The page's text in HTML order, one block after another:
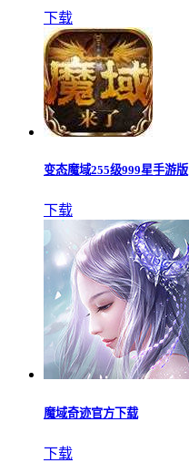
下载
变态魔域255级999星手游版
下载
魔域奇迹官方下载
下载